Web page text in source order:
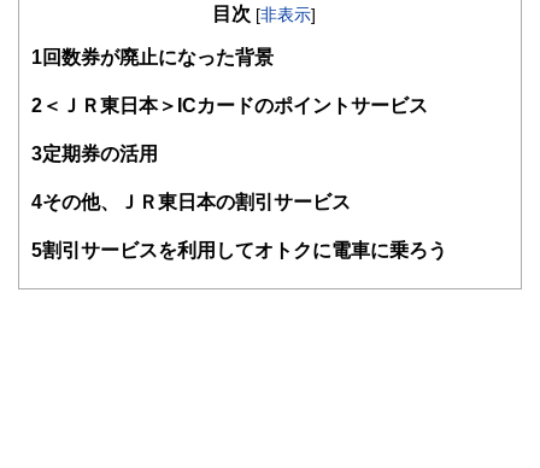
知識がない方でも理解できるようわかりやすく発信していま
得者を中心に「お金や暮らし」に関する書籍・雑誌の編集経
験者で構成され、企画立案から記事掲載まですべての工程に
護士、税理士、宅地建物取引士、相続診断士、住宅ローンア
士、行政書士、投資アナリスト、キャリアコンサルタントな
かしく感じられる年金や税金、相続、保険、ローンなどの話
目次 [非表示]
1回数券が廃止になった背景
2 ＜ＪＲ東日本＞ICカードのポイントサービス
3定期券の活用
4その他、ＪＲ東日本の割引サービス
5割引サービスを利用してオトクに電車に乗ろう